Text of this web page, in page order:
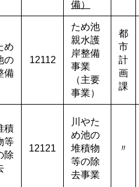
備）
め
の
備
12112
ため池
親水護
岸整備
事業
（主要
事業）
都
市
計
画
課
積
等
除
12121
川やた
め池の
堆積物
等の除
去事業
〃